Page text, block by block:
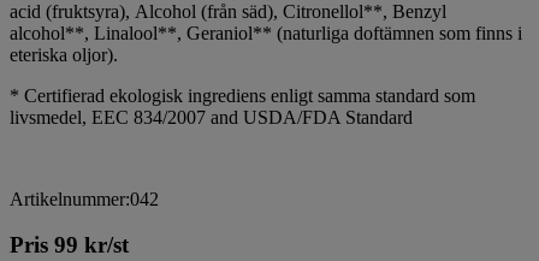
acid (fruktsyra), Alcohol (från säd), Citronellol**, Benzyl
alcohol**, Linalool**, Geraniol** (naturliga doftämnen som finns i
eteriska oljor).
* Certifierad ekologisk ingrediens enligt samma standard som
livsmedel, EEC 834/2007 and USDA/FDA Standard
Artikelnummer:042
Pris 99 kr/st